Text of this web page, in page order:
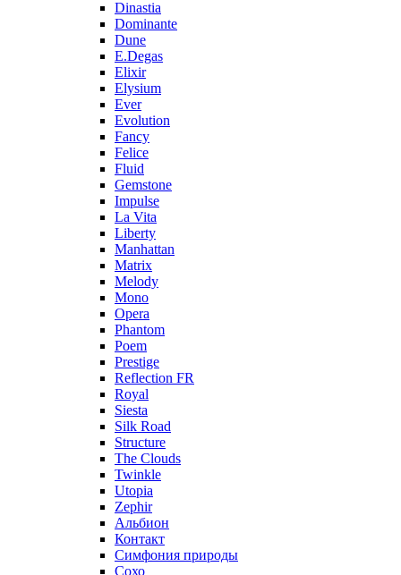
Dinastia
Dominante
Dune
E.Degas
Elixir
Elysium
Ever
Evolution
Fancy
Felice
Fluid
Gemstone
Impulse
La Vita
Liberty
Manhattan
Matrix
Melody
Mono
Opera
Phantom
Poem
Prestige
Reflection FR
Royal
Siesta
Silk Road
Structure
The Clouds
Twinkle
Utopia
Zephir
Альбион
Контакт
Симфония природы
Сохо